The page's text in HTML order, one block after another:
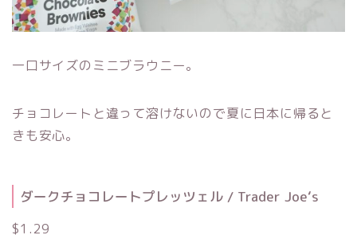
一口サイズのミニブラウニー。
チョコレートと違って溶けないので夏に日本に帰ると
きも安心。
ダークチョコレートプレッツェル / Trader Joe‘s
$1.29